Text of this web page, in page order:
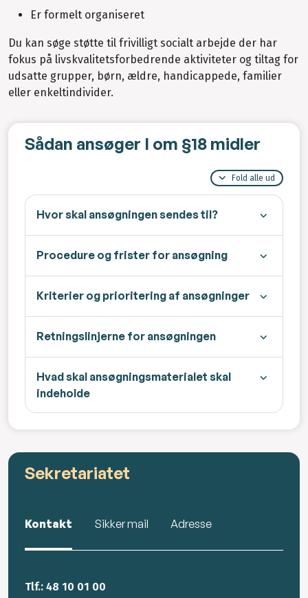
Er formelt organiseret
Du kan søge støtte til frivilligt socialt arbejde der har
fokus på livskvalitetsforbedrende aktiviteter og tiltag for
udsatte grupper, børn, ældre, handicappede, familier
eller enkeltindivider.
Sådan ansøger I om §18 midler
Fold alle ud
Hvor skal ansøgningen sendes til?
Procedure og frister for ansøgning
Kriterier og prioritering af ansøgninger
Retningslinjerne for ansøgningen
Hvad skal ansøgningsmaterialet skal
indeholde
Sekretariatet
Kontakt Sikker mail Adresse
Tlf.: 48 10 01 00